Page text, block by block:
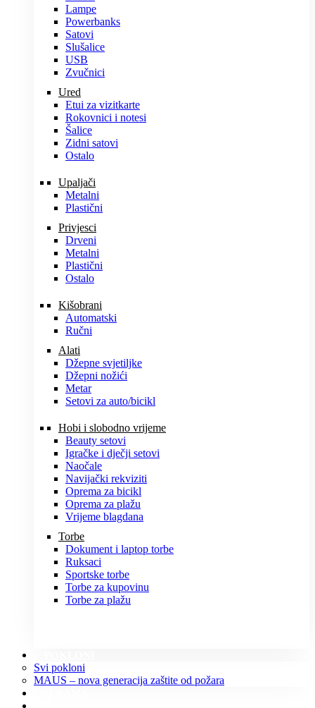
Lampe
Powerbanks
Satovi
Slušalice
USB
Zvučnici
Ured
Etui za vizitkarte
Rokovnici i notesi
Šalice
Zidni satovi
Ostalo
Upaljači
Metalni
Plastični
Privjesci
Drveni
Metalni
Plastični
Ostalo
Kišobrani
Automatski
Ručni
Alati
Džepne svjetiljke
Džepni nožići
Metar
Setovi za auto/bicikl
Hobi i slobodno vrijeme
Beauty setovi
Igračke i dječji setovi
Naočale
Navijački rekviziti
Oprema za bicikl
Oprema za plažu
Vrijeme blagdana
Torbe
Dokument i laptop torbe
Ruksaci
Sportske torbe
Torbe za kupovinu
Torbe za plažu
Svi pokloni
MAUS – nova generacija zaštite od požara